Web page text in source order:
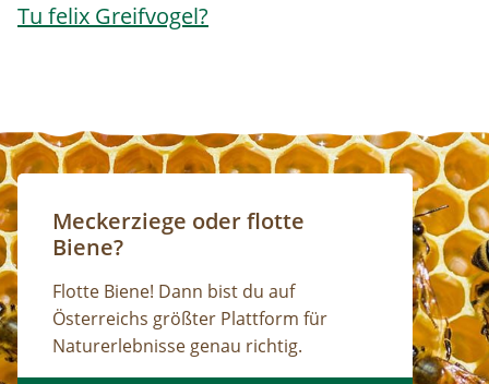
Tu felix Greifvogel?
Meckerziege oder flotte
Biene?
Flotte Biene! Dann bist du auf
Österreichs größter Plattform für
Naturerlebnisse genau richtig.